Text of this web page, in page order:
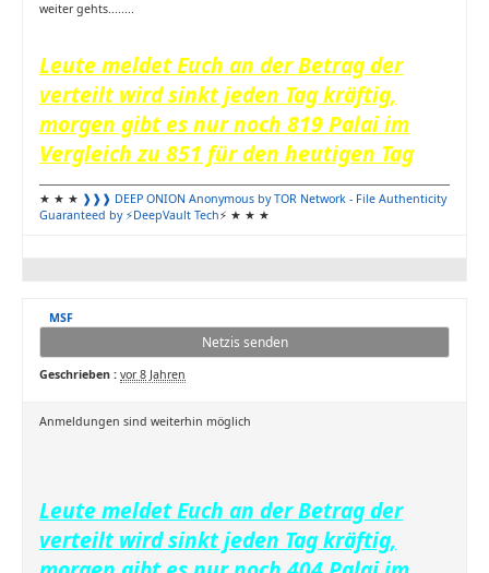
weiter gehts........
Leute meldet Euch an der Betrag der
verteilt wird sinkt jeden Tag kräftig,
morgen gibt es nur noch 819 Palai im
Vergleich zu 851 für den heutigen Tag
★ ★ ★ ❱❱❱ DEEP ONION Anonymous by TOR Network - File Authenticity
Guaranteed by ⚡DeepVault Tech⚡ ★ ★ ★
MSF
Netzis senden
Geschrieben : vor 8 Jahren
Anmeldungen sind weiterhin möglich
Leute meldet Euch an der Betrag der
verteilt wird sinkt jeden Tag kräftig,